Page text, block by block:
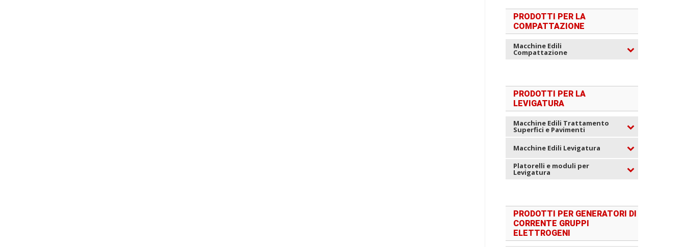
PRODOTTI PER LA
COMPATTAZIONE
Macchine Edili
Compattazione
PRODOTTI PER LA
LEVIGATURA
Macchine Edili Trattamento
Superfici e Pavimenti
Macchine Edili Levigatura
Platorelli e moduli per
Levigatura
PRODOTTI PER GENERATORI DI
CORRENTE GRUPPI
ELETTROGENI